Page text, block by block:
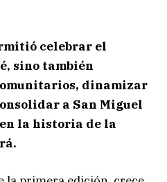
celebrar el
sino también
dinamizar
a San Miguel
la historia de la